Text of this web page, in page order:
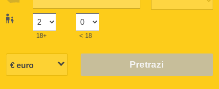
18+ < 18
Pretrazi